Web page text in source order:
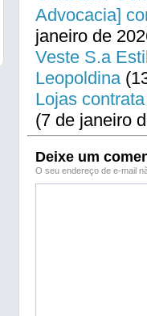
Advocacia]
janeiro de
Veste S.a
Leopoldina
Lojas
(7 de janeiro
Deixe um
O seu endereço de e-mail